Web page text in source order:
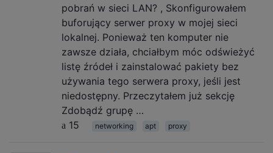
pobrań w sieci LAN? , Skonfigurowałem
buforujący serwer proxy w mojej sieci
lokalnej. Ponieważ ten komputer nie
zawsze działa, chciałbym móc odświeżyć
listę źródeł i zainstalować pakiety bez
używania tego serwera proxy, jeśli jest
niedostępny. Przeczytałem już sekcję
Zdobądź grupę …
15
networking apt proxy